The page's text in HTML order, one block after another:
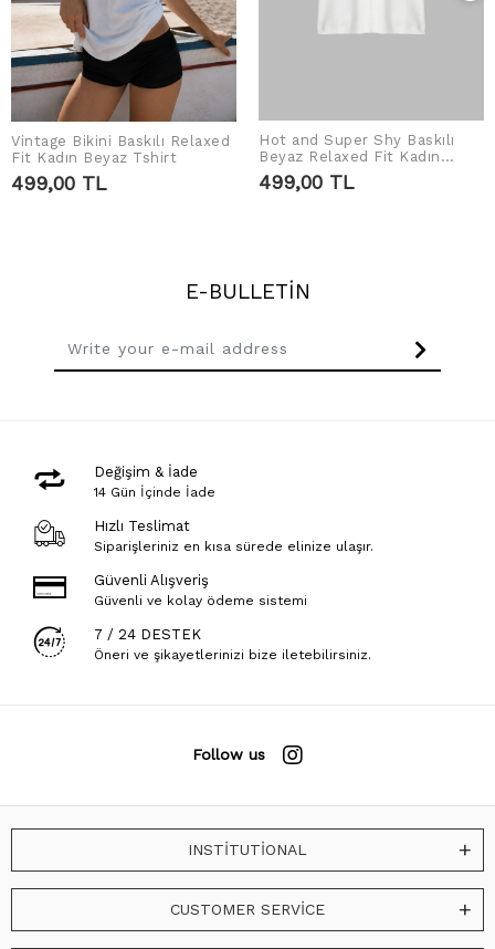
ADD TO CART
Vintage Bikini Baskılı Relaxed
Fit Kadın Beyaz Tshirt
499,00 TL
ADD TO CART
Hot and Super Shy Baskılı
Beyaz Relaxed Fit Kadın
Tshirt
499,00 TL
E-BULLETİN
Değişim & İade
14 Gün İçinde İade
Hızlı Teslimat
Siparişleriniz en kısa sürede elinize ulaşır.
Güvenli Alışveriş
Güvenli ve kolay ödeme sistemi
7 / 24 DESTEK
Öneri ve şikayetlerinizi bize iletebilirsiniz.
Follow us
INSTİTUTİONAL
CUSTOMER SERVİCE